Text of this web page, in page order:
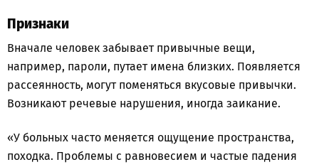
Признаки
Вначале человек забывает привычные вещи,
например, пароли, путает имена близких. Появляется
рассеянность, могут поменяться вкусовые привычки.
Возникают речевые нарушения, иногда заикание.
«У больных часто меняется ощущение пространства,
походка. Проблемы с равновесием и частые падения